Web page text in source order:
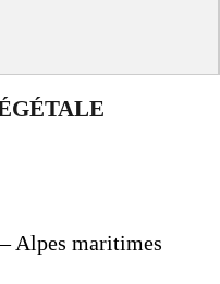
Alpes maritimes